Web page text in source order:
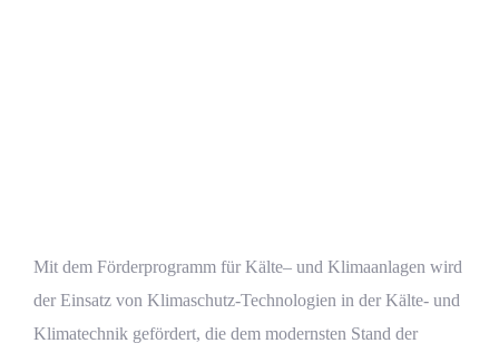
Mit dem Förderprogramm für Kälte– und Klimaanlagen wird
der Einsatz von Klimaschutz-Technologien in der Kälte- und
Klimatechnik gefördert, die dem modernsten Stand der